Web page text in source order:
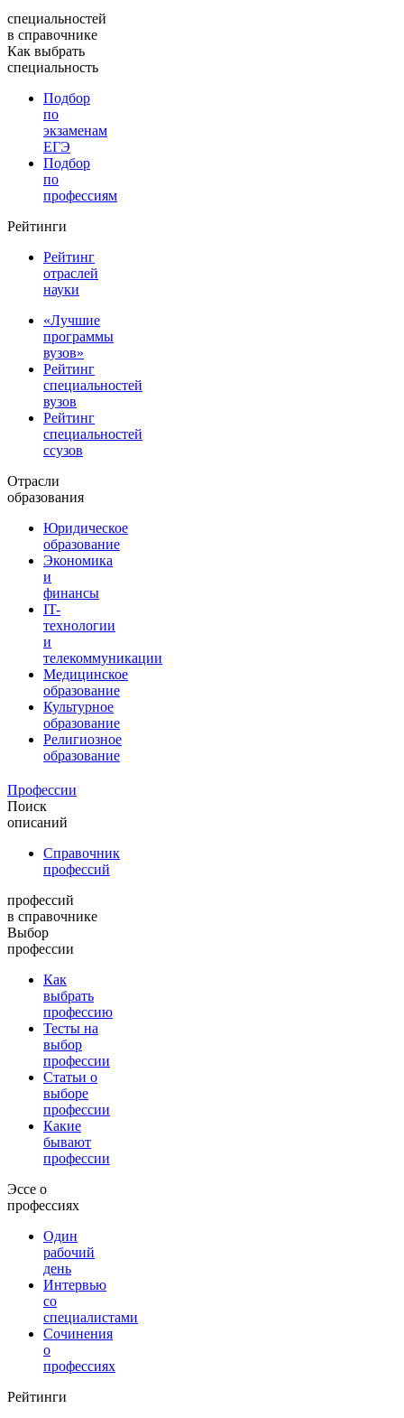
специальностей
в справочнике
Как выбрать
специальность
Подбор
по
экзаменам
ЕГЭ
Подбор
по
профессиям
Рейтинги
Рейтинг
отраслей
науки
«Лучшие
программы
вузов»
Рейтинг
специальностей
вузов
Рейтинг
специальностей
ссузов
Отрасли
образования
Юридическое
образование
Экономика
и
финансы
IT-
технологии
и
телекоммуникации
Медицинское
образование
Культурное
образование
Религиозное
образование
Профессии
Поиск
описаний
Справочник
профессий
профессий
в справочнике
Выбор
профессии
Как
выбрать
профессию
Тесты на
выбор
профессии
Статьи о
выборе
профессии
Какие
бывают
профессии
Эссе о
профессиях
Один
рабочий
день
Интервью
со
специалистами
Сочинения
о
профессиях
Рейтинги